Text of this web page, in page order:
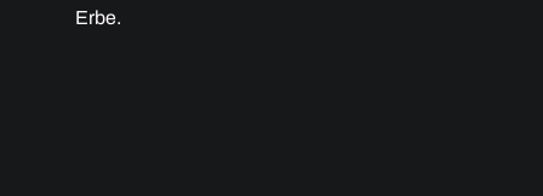
Erbe.